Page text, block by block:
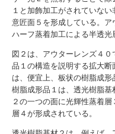
１と加飾加工がされていな
意匠面５を形成している。
ハーフ蒸着加工による半透光
図２は、アウターレンズ４
品１の構造を説明する拡大
は、便宜上、板状の樹脂成
樹脂成形品１は、透光樹脂
２の一つの面に光輝性蒸着
層４が形成されている。